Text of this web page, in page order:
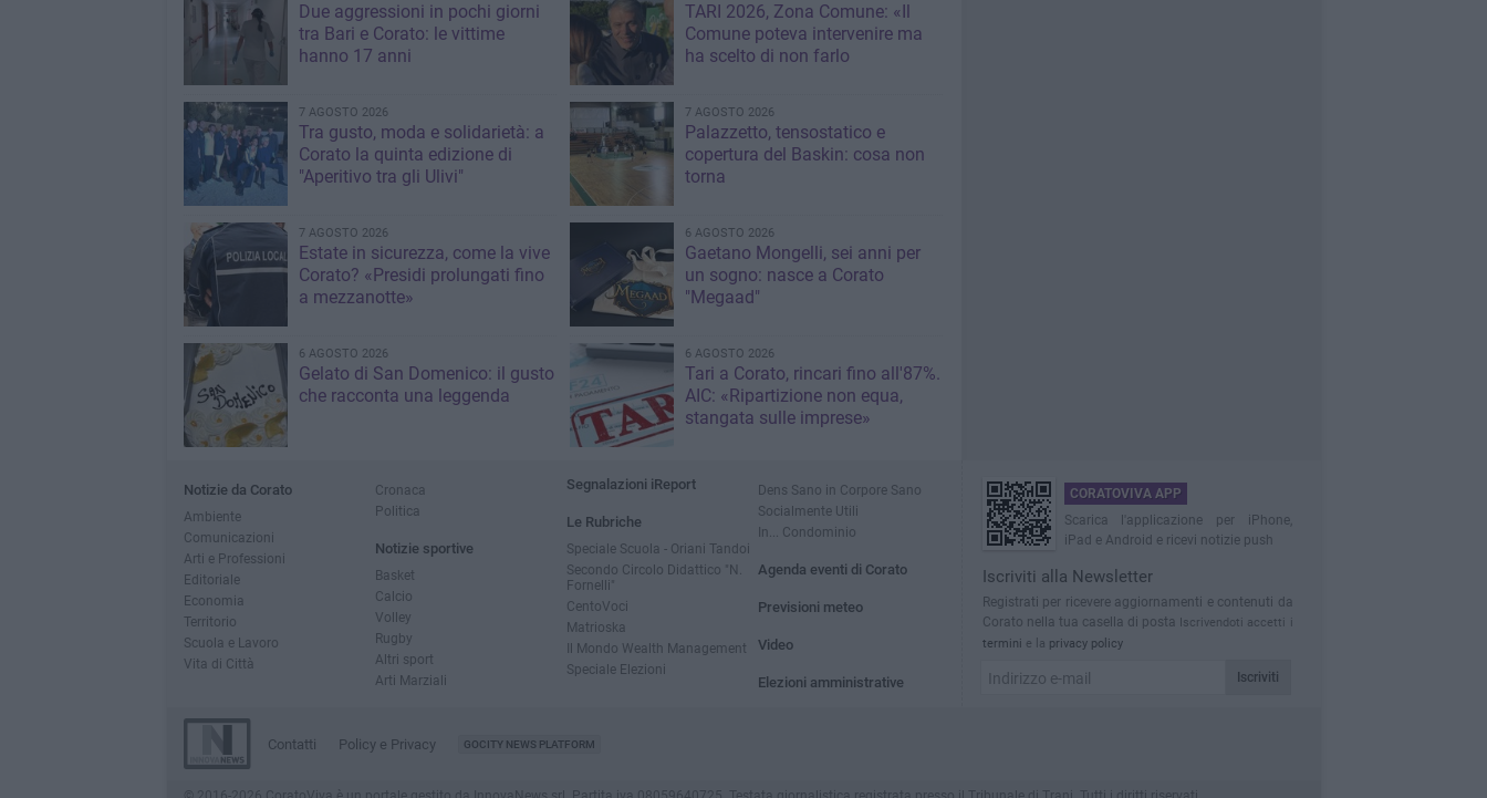
Due aggressioni in pochi giorni
tra Bari e Corato: le vittime
hanno 17 anni
TARI 2026, Zona Comune: «Il
Comune poteva intervenire ma
ha scelto di non farlo
7 AGOSTO 2026
Tra gusto, moda e solidarietà: a
Corato la quinta edizione di
"Aperitivo tra gli Ulivi"
7 AGOSTO 2026
Palazzetto, tensostatico e
copertura del Baskin: cosa non
torna
7 AGOSTO 2026
Estate in sicurezza, come la vive
Corato? «Presidi prolungati fino
a mezzanotte»
6 AGOSTO 2026
Gaetano Mongelli, sei anni per
un sogno: nasce a Corato
"Megaad"
6 AGOSTO 2026
Gelato di San Domenico: il gusto
che racconta una leggenda
6 AGOSTO 2026
Tari a Corato, rincari fino all'87%.
AIC: «Ripartizione non equa,
stangata sulle imprese»
Notizie da Corato
Ambiente
Comunicazioni
Arti e Professioni
Editoriale
Economia
Territorio
Scuola e Lavoro
Vita di Città
Cronaca
Politica
Notizie sportive
Basket
Calcio
Volley
Rugby
Altri sport
Arti Marziali
Segnalazioni iReport
Le Rubriche
Speciale Scuola - Oriani Tandoi
Secondo Circolo Didattico "N.
Fornelli"
CentoVoci
Matrioska
Il Mondo Wealth Management
Speciale Elezioni
Dens Sano in Corpore Sano
Socialmente Utili
In... Condominio
Agenda eventi di Corato
Previsioni meteo
Video
Elezioni amministrative
CORATOVIVA APP
Scarica l'applicazione per iPhone,
iPad e Android e ricevi notizie push
Iscriviti alla Newsletter
Registrati per ricevere aggiornamenti e contenuti da
Corato nella tua casella di posta Iscrivendoti accetti i
termini e la privacy policy
Iscriviti
Contatti Policy e Privacy GOCITY NEWS PLATFORM